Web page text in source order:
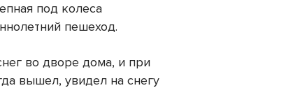
под колеса
пешеход.
во дворе дома, и при
вышел, увидел на снегу